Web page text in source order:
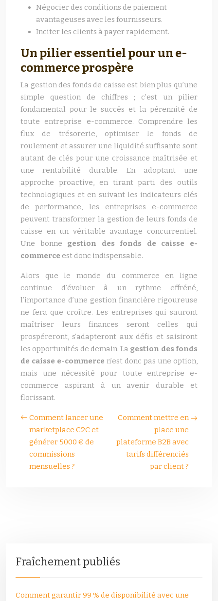
Négocier des conditions de paiement
avantageuses avec les fournisseurs.
Inciter les clients à payer rapidement.
Un pilier essentiel pour un e-
commerce prospère
La gestion des fonds de caisse est bien plus qu’une
simple question de chiffres ; c’est un pilier
fondamental pour le succès et la pérennité de
toute entreprise e-commerce. Comprendre les
flux de trésorerie, optimiser le fonds de
roulement et assurer une liquidité suffisante sont
autant de clés pour une croissance maîtrisée et
une rentabilité durable. En adoptant une
approche proactive, en tirant parti des outils
technologiques et en suivant les indicateurs clés
de performance, les entreprises e-commerce
peuvent transformer la gestion de leurs fonds de
caisse en un véritable avantage concurrentiel.
Une bonne gestion des fonds de caisse e-
commerce est donc indispensable.
Alors que le monde du commerce en ligne
continue d’évoluer à un rythme effréné,
l’importance d’une gestion financière rigoureuse
ne fera que croître. Les entreprises qui sauront
maîtriser leurs finances seront celles qui
prospéreront, s’adapteront aux défis et saisiront
les opportunités de demain. La gestion des fonds
de caisse e-commerce n’est donc pas une option,
mais une nécessité pour toute entreprise e-
commerce aspirant à un avenir durable et
florissant.
Comment lancer une
marketplace C2C et
générer 5000 € de
commissions
mensuelles ?
Comment mettre en
place une
plateforme B2B avec
tarifs différenciés
par client ?
Fraîchement publiés
Comment garantir 99 % de disponibilité avec une